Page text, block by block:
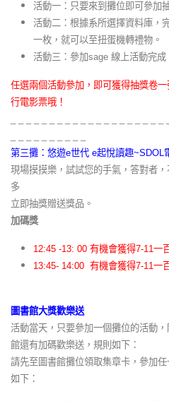
活動一：只要來到攤位即可參加
活動二：根據系所選擇資料庫，
一枚，就可以至扭蛋機轉禮物。
活動三：參加sage 線上活動完成
任選兩個活動參加，即可獲得抽獎卷
行電影票哦！
第三攤：悠遊e世代 e起悅讀趣~SDOL
現場摸摸樂，試試您的手氣，答對者
多
立即抽獎贈送獎品。
加碼獎
12:45 -13: 00 有機會獲得7-11一
13:45- 14:00 有機會獲得7-11一
圖書館大獎歡樂送
活動當天，只要參加一個攤位的活動
館還有加碼歡樂送，規則如下：
請先至圖書館攤位領取集章卡，參加
如下：